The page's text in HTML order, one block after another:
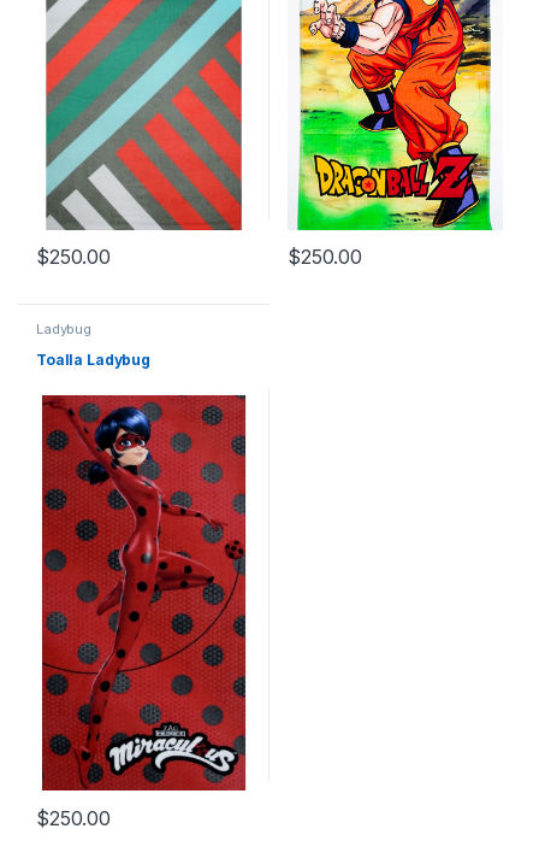
$250.00 $250.00
Ladybug
Toalla Ladybug
$250.00